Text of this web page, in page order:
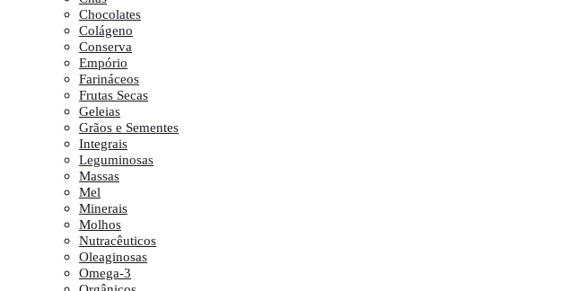
Chocolates
Colágeno
Conserva
Empório
Farináceos
Frutas Secas
Geleias
Grãos e Sementes
Integrais
Leguminosas
Massas
Mel
Minerais
Molhos
Nutracêuticos
Oleaginosas
Omega-3